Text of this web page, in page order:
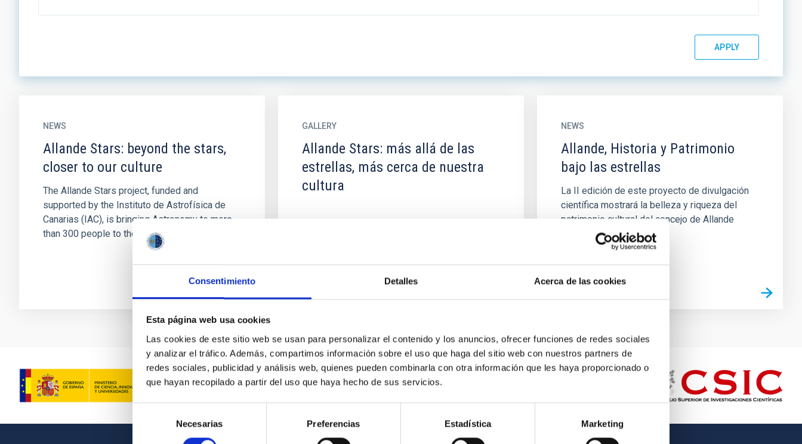
Consentimiento Detalles Acerca de las cookies
Esta página web usa cookies
Las cookies de este sitio web se usan para personalizar el contenido y los anuncios, ofrecer funciones de redes sociales
y analizar el tráfico. Además, compartimos información sobre el uso que haga del sitio web con nuestros partners de
redes sociales, publicidad y análisis web, quienes pueden combinarla con otra información que les haya proporcionado o
que hayan recopilado a partir del uso que haya hecho de sus servicios.
de
consentimiento
Necesarias Preferencias Estadística Marketing
NEWS
Allande Stars: beyond the stars,
closer to our culture
The Allande Stars project, funded and
supported by the Instituto de Astrofísica de
Canarias (IAC), is bringing Astronomy to more
than 300 people to the zone of...
GALLERY
Allande Stars: más allá de las
estrellas, más cerca de nuestra
cultura
NEWS
Allande, Historia y Patrimonio
bajo las estrellas
La II edición de este proyecto de divulgación
científica mostrará la belleza y riqueza del
patrimonio cultural del concejo de Allande
(Asturias) a través de la...